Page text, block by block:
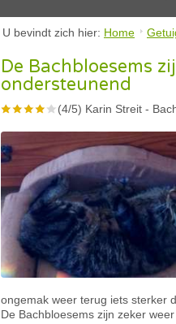
U bevindt zich hier: Home
De Bachbloesems
ondersteunend
(4/5) Karin Streit -
ongemak weer terug iets sterker
De Bachbloesems zijn zeker